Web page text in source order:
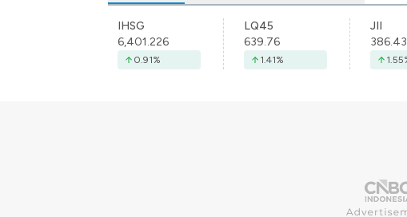
IHSG
6,401.226
0.91%
LQ45
639.76
1.41%
JII
1.55